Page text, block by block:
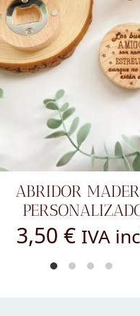
DELANTAL
ABUELA
15,00€ IVA